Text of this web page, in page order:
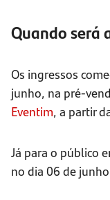
Quando será
Os ingressos
junho, na pré-
Eventim, a partir
Já para o público
no dia 06 de